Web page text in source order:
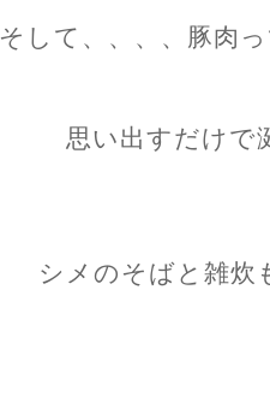
そして、、、、豚肉
思い出すだけで
シメのそばと雑炊